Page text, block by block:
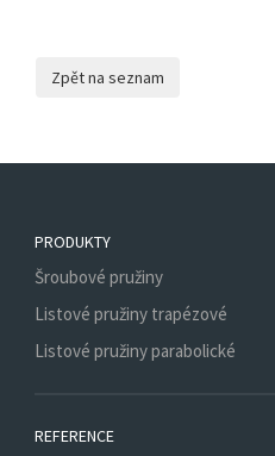
PRODUKTY
Šroubové pružiny
Listové pružiny trapézové
Listové pružiny parabolické
REFERENCE